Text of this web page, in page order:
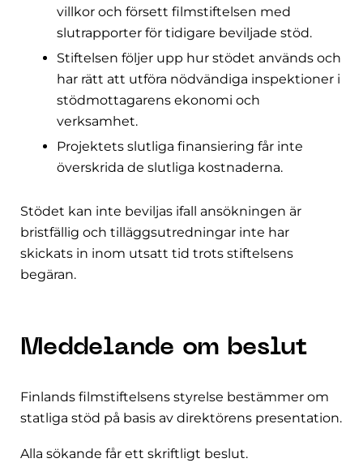
villkor och försett filmstiftelsen med
slutrapporter för tidigare beviljade stöd.
Stiftelsen följer upp hur stödet används och
har rätt att utföra nödvändiga inspektioner i
stödmottagarens ekonomi och
verksamhet.
Projektets slutliga finansiering får inte
överskrida de slutliga kostnaderna.
Stödet kan inte beviljas ifall ansökningen är
bristfällig och tilläggsutredningar inte har
skickats in inom utsatt tid trots stiftelsens
begäran.
Meddelande om beslut
Finlands filmstiftelsens styrelse bestämmer om
statliga stöd på basis av direktörens presentation.
Alla sökande får ett skriftligt beslut.